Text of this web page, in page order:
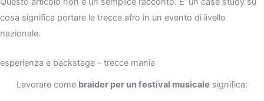
cosa significa portare le trecce afro in un evento di livello
nazionale.
esperienza e backstage – trecce mania
Lavorare come braider per un festival musicale significa: